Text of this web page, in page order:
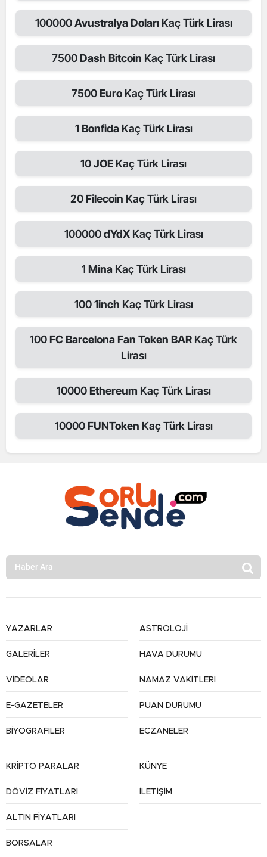
100000Avustralya DolarıKaç Türk Lirası
7500Dash Bitcoin Kaç Türk Lirası
7500Euro Kaç Türk Lirası
1 Bonfida Kaç Türk Lirası
10JOE Kaç Türk Lirası
20Filecoin Kaç Türk Lirası
100000dYdX Kaç Türk Lirası
1 Mina Kaç Türk Lirası
1001inch Kaç Türk Lirası
100FC Barcelona Fan Token BAR Kaç Türk
Lirası
10000Ethereum Kaç Türk Lirası
10000FUNToken Kaç Türk Lirası
YAZARLAR
GALERİLER
VİDEOLAR
E-GAZETELER
BİYOGRAFİLER
ASTROLOJİ
HAVA DURUMU
NAMAZ VAKİTLERİ
PUAN DURUMU
ECZANELER
KRİPTO PARALAR
DÖVİZ FİYATLARI
ALTIN FİYATLARI
BORSALAR
KÜNYE
İLETİŞİM